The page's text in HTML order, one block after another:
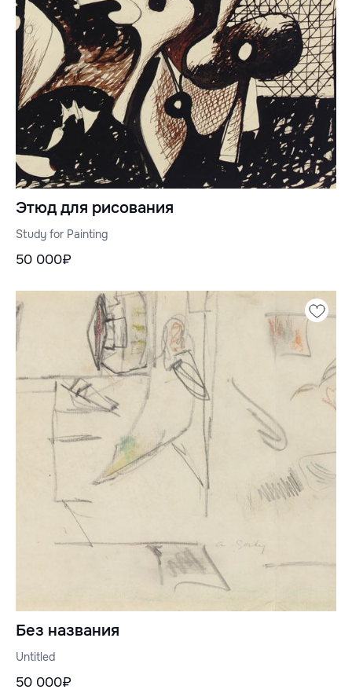
Этюд для рисования
Study for Painting
50 000₽
Без названия
Untitled
50 000₽